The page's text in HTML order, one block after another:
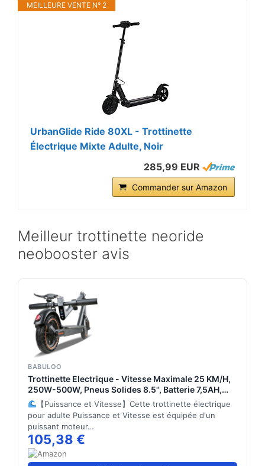
MEILLEURE VENTE N° 2
UrbanGlide Ride 80XL - Trottinette
Électrique Mixte Adulte, Noir
285,99 EUR
Commander sur Amazon
Meilleur trottinette neoride
neobooster avis
BABULOO
Trottinette Electrique - Vitesse Maximale 25 KM/H,
250W-500W, Pneus Solides 8.5'', Batterie 7,5AH,
Autonomie 25-30KM, Double Frein, APP, Charge
Max 120 KG (500W-36v/7.5ah)
【Puissance et Vitesse】Cette trottinette électrique
pour adulte Puissance et Vitesse est équipée d'un
puissant moteur…
105,38 €